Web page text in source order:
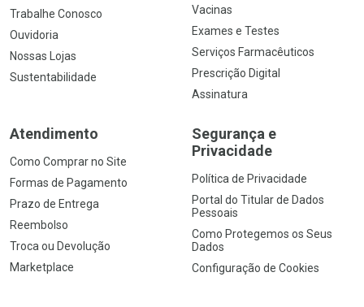
Trabalhe Conosco
Ouvidoria
Nossas Lojas
Sustentabilidade
Vacinas
Exames e Testes
Serviços Farmacêuticos
Prescrição Digital
Assinatura
Atendimento
Como Comprar no Site
Formas de Pagamento
Prazo de Entrega
Reembolso
Troca ou Devolução
Marketplace
Segurança e
Privacidade
Política de Privacidade
Portal do Titular de Dados
Pessoais
Como Protegemos os Seus
Dados
Configuração de Cookies